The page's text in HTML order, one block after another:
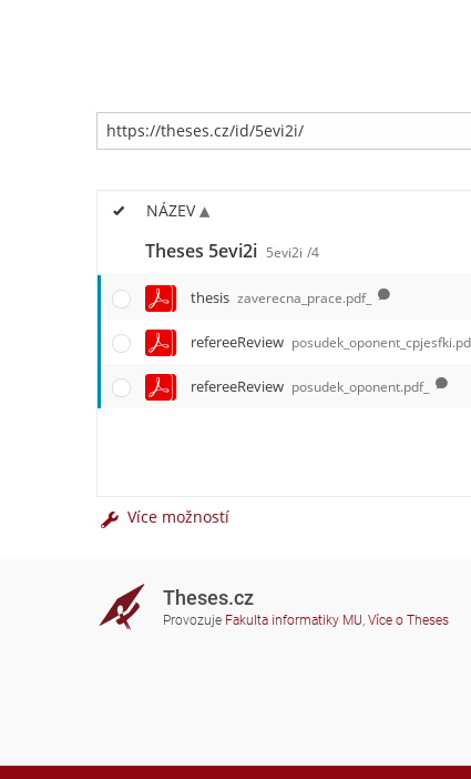
NÁZEV
Theses 5evi2i 5evi2i /4
thesis zaverecna_prace.pdf_
refereeReview
refereeReview posudek_oponent.pdf_
Více možností
Theses.cz
Provozuje Fakulta informatiky MU, Více o Theses